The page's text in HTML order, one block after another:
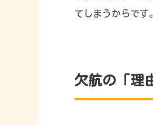
てしまうからです。
欠航の「理